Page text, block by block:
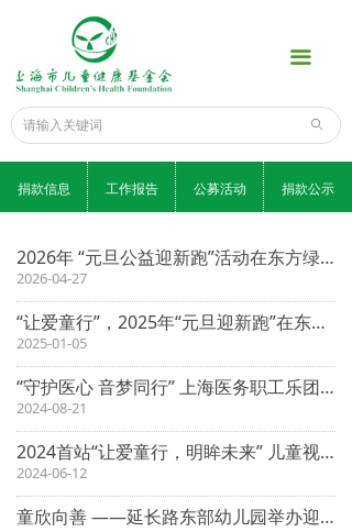
ꄙ
끀
公益项目
爱心榜
为了孩子
科普知识
专家话健康
信息公示
关于我们
捐款信息 工作报告 公募活动 捐款公示
2026年 “元旦公益迎新跑”活动在东方绿舟圆满举行
2026-04-27
“让爱童行”，2025年“元旦迎新跑”在东方绿舟举行
2025-01-05
“守护医心 音梦同行” 上海医务职工乐团音乐会暨亲子公益活动圆满举办
2024-08-21
2024首站“让爱童行，明眸未来” 儿童视觉健康公益活动在宝山区举行
2024-06-12
童欣向善 ——延长路东部幼儿园举办迎“六一”爱心义卖活动